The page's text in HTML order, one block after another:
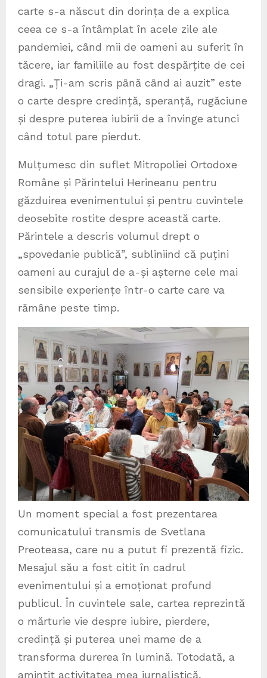
carte s-a născut din dorința de a explica
ceea ce s-a întâmplat în acele zile ale
pandemiei, când mii de oameni au suferit în
tăcere, iar familiile au fost despărțite de cei
dragi. „Ți-am scris până când ai auzit” este
o carte despre credință, speranță, rugăciune
și despre puterea iubirii de a învinge atunci
când totul pare pierdut.
Mulțumesc din suflet Mitropoliei Ortodoxe
Române și Părintelui Herineanu pentru
găzduirea evenimentului și pentru cuvintele
deosebite rostite despre această carte.
Părintele a descris volumul drept o
„spovedanie publică”, subliniind că puțini
oameni au curajul de a-și așterne cele mai
sensibile experiențe într-o carte care va
rămâne peste timp.
Un moment special a fost prezentarea
comunicatului transmis de Svetlana
Preoteasa, care nu a putut fi prezentă fizic.
Mesajul său a fost citit în cadrul
evenimentului și a emoționat profund
publicul. În cuvintele sale, cartea reprezintă
o mărturie vie despre iubire, pierdere,
credință și puterea unei mame de a
transforma durerea în lumină. Totodată, a
amintit activitatea mea jurnalistică,